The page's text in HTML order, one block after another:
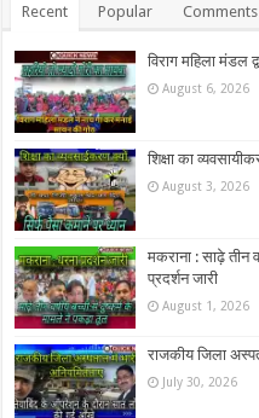
Recent Popular Comments
विराग महिला मंडल
August 6, 2026
शिक्षा का
August 3, 2026
मकराना : साढ़े तीन
प्रदर्शन जारी
August 1, 2026
राजकीय जिला
July 30, 2026